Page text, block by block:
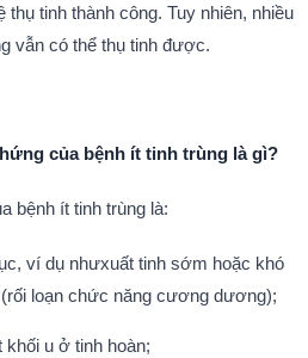
thụ tinh thành công. Tuy nhiên, nhiều
vẫn có thể thụ tinh được.
của bệnh ít tinh trùng là gì?
bệnh ít tinh trùng là:
ví dụ nhưxuất tinh sớm hoặc khó
loạn chức năng cương dương);
u ở tinh hoàn;